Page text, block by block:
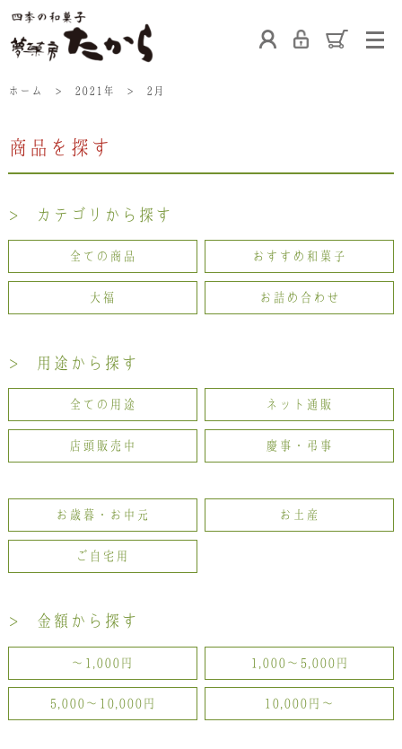
たからの和菓子 ご利用案内 お熨斗について
たからの上生菓子 店舗案内
お問い合わせ
087-844-8801
ホーム > 2021年 > 2月
商品を探す
> カテゴリから探す
全ての商品 おすすめ和菓子
大福 お詰め合わせ
> 用途から探す
全ての用途 ネット通販
店頭販売中 慶事・弔事
お歳暮・お中元 お土産
ご自宅用
> 金額から探す
〜1,000円 1,000〜5,000円
5,000〜10,000円 10,000円〜